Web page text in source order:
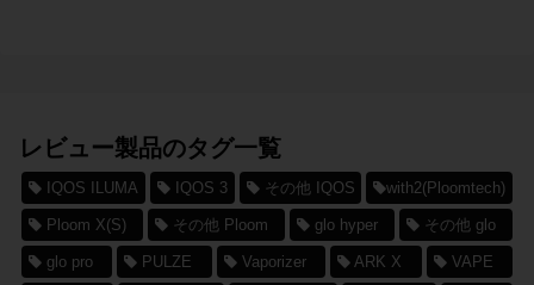
レビュー製品のタグ一覧
IQOS ILUMA IQOS 3 その他 IQOS with2(Ploomtech)
Ploom X(S) その他 Ploom glo hyper その他 glo
glo pro PULZE Vaporizer ARK X VAPE